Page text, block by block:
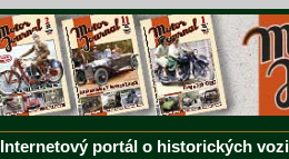
Internetový portál o historických